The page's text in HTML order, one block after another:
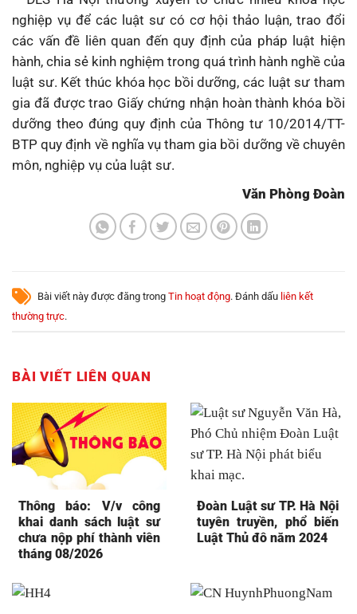
nghiệp vụ để các luật sư có cơ hội thảo luận, trao đổi
các vấn đề liên quan đến quy định của pháp luật hiện
hành, chia sẻ kinh nghiệm trong quá trình hành nghề của
luật sư. Kết thúc khóa học bồi dưỡng, các luật sư tham
gia đã được trao Giấy chứng nhận hoàn thành khóa bồi
dưỡng theo đúng quy định của Thông tư 10/2014/TT-
BTP quy định về nghĩa vụ tham gia bồi dưỡng về chuyên
môn, nghiệp vụ của luật sư.
Văn Phòng Đoàn
Bài viết này được đăng trong Tin hoạt động. Đánh dấu liên kết
thường trực.
BÀI VIẾT LIÊN QUAN
Thông báo: V/v công
khai danh sách luật sư
chưa nộp phí thành viên
tháng 08/2026
Đoàn Luật sư TP. Hà Nội
tuyên truyền, phổ biến
Luật Thủ đô năm 2024